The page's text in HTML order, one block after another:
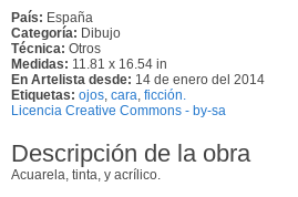
País: España
Categoría: Dibujo
Técnica: Otros
Medidas: 11.81 x 16.54 in
En Artelista desde: 14 de enero del 2014
Etiquetas: ojos cara ficción.
Licencia Creative Commons - by-sa
Descripción de la obra
Acuarela, tinta, y acrílico.